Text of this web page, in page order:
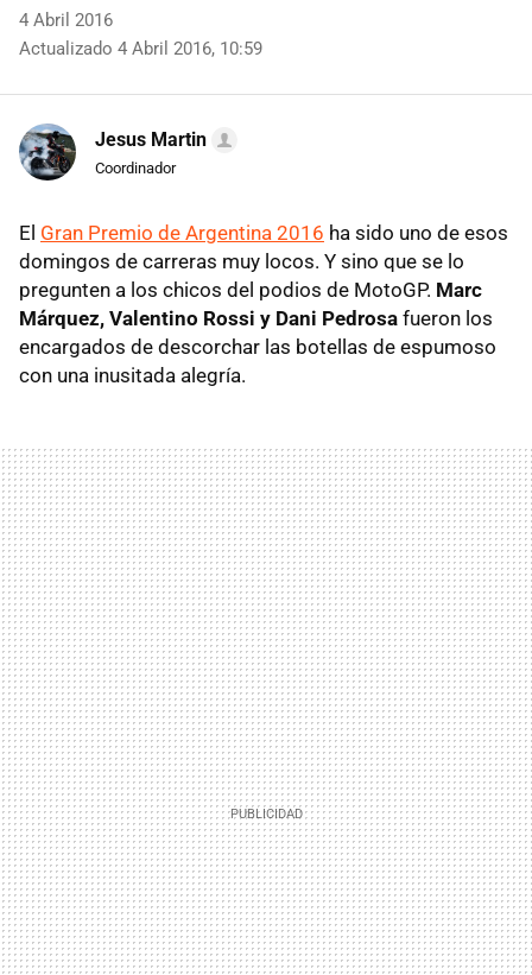
4 Abril 2016
Actualizado 4 Abril 2016, 10:59
Jesus Martin
Coordinador
El Gran Premio de Argentina 2016 ha sido uno de esos
domingos de carreras muy locos. Y sino que se lo
pregunten a los chicos del podios de MotoGP. Marc
Márquez, Valentino Rossi y Dani Pedrosa fueron los
encargados de descorchar las botellas de espumoso
con una inusitada alegría.